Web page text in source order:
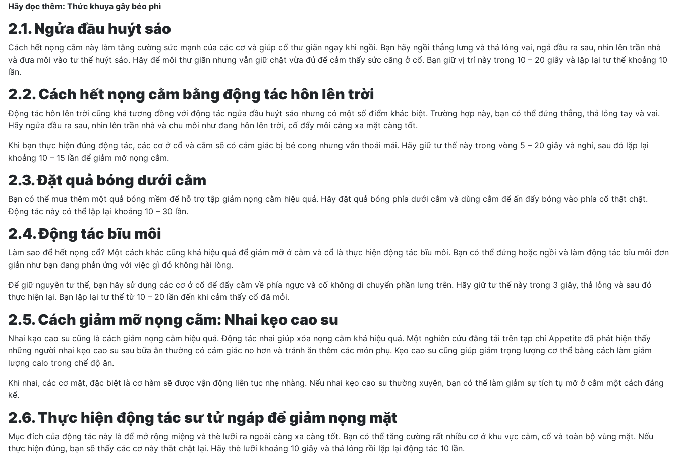
Hãy đọc thêm: Thức khuya gây béo phì
2.1. Ngửa đầu huýt sáo
Cách hết nọng cằm này làm tăng cường sức mạnh của các cơ và giúp cổ thư giãn ngay khi ngồi. Bạn hãy ngồi thẳng lưng và thả lỏng vai, ngả đầu ra sau, nhìn lên trần nhà
và đưa môi vào tư thế huýt sáo. Hãy để môi thư giãn nhưng vẫn giữ chặt vừa đủ để cảm thấy sức căng ở cổ. Bạn giữ vị trí này trong 10 – 20 giây và lặp lại tư thế khoảng 10
lần.
2.2. Cách hết nọng cằm bằng động tác hôn lên trời
Động tác hôn lên trời cũng khá tương đồng với động tác ngửa đầu huýt sáo nhưng có một số điểm khác biệt. Trường hợp này, bạn có thể đứng thẳng, thả lỏng tay và vai.
Hãy ngửa đầu ra sau, nhìn lên trần nhà và chu môi như đang hôn lên trời, cố đẩy môi càng xa mặt càng tốt.
Khi bạn thực hiện đúng động tác, các cơ ở cổ và cằm sẽ có cảm giác bị bẻ cong nhưng vẫn thoải mái. Hãy giữ tư thế này trong vòng 5 – 20 giây và nghỉ, sau đó lặp lại
khoảng 10 – 15 lần để giảm mỡ nọng cằm.
2.3. Đặt quả bóng dưới cằm
Bạn có thể mua thêm một quả bóng mềm để hỗ trợ tập giảm nọng cằm hiệu quả. Hãy đặt quả bóng phía dưới cằm và dùng cằm để ấn đẩy bóng vào phía cổ thật chặt.
Động tác này có thể lặp lại khoảng 10 – 30 lần.
2.4. Động tác bĩu môi
Làm sao để hết nọng cổ? Một cách khác cũng khá hiệu quả để giảm mỡ ở cằm và cổ là thực hiện động tác bĩu môi. Bạn có thể đứng hoặc ngồi và làm động tác bĩu môi đơn
giản như bạn đang phản ứng với việc gì đó không hài lòng.
Để giữ nguyên tư thế, bạn hãy sử dụng các cơ ở cổ để đẩy cằm về phía ngực và cố không di chuyển phần lưng trên. Hãy giữ tư thế này trong 3 giây, thả lỏng và sau đó
thực hiện lại. Bạn lặp lại tư thế từ 10 – 20 lần đến khi cảm thấy cổ đã mỏi.
2.5. Cách giảm mỡ nọng cằm: Nhai kẹo cao su
Nhai kạo cao su cũng là cách giảm nọng cằm hiệu quả. Động tác nhai giúp xóa nọng cằm khá hiệu quả. Một nghiên cứu đăng tải trên tạp chí Appetite đã phát hiện thấy
những người nhai kẹo cao su sau bữa ăn thường có cảm giác no hơn và tránh ăn thêm các món phụ. Kẹo cao su cũng giúp giảm trọng lượng cơ thể bằng cách làm giảm
lượng calo trong chế độ ăn.
Khi nhai, các cơ mặt, đặc biệt là cơ hàm sẽ được vận động liên tục nhẹ nhàng. Nếu nhai kẹo cao su thường xuyên, bạn có thể làm giảm sự tích tụ mỡ ở cằm một cách đáng
kể.
2.6. Thực hiện động tác sư tử ngáp để giảm nọng mặt
Mục đích của động tác này là để mở rộng miệng và thè lưỡi ra ngoài càng xa càng tốt. Bạn có thể tăng cường rất nhiều cơ ở khu vực cằm, cổ và toàn bộ vùng mặt. Nếu
thực hiện đúng, bạn sẽ thấy các cơ này thắt chặt lại. Hãy thè lưỡi khoảng 10 giây và thả lỏng rồi lặp lại động tác 10 lần.